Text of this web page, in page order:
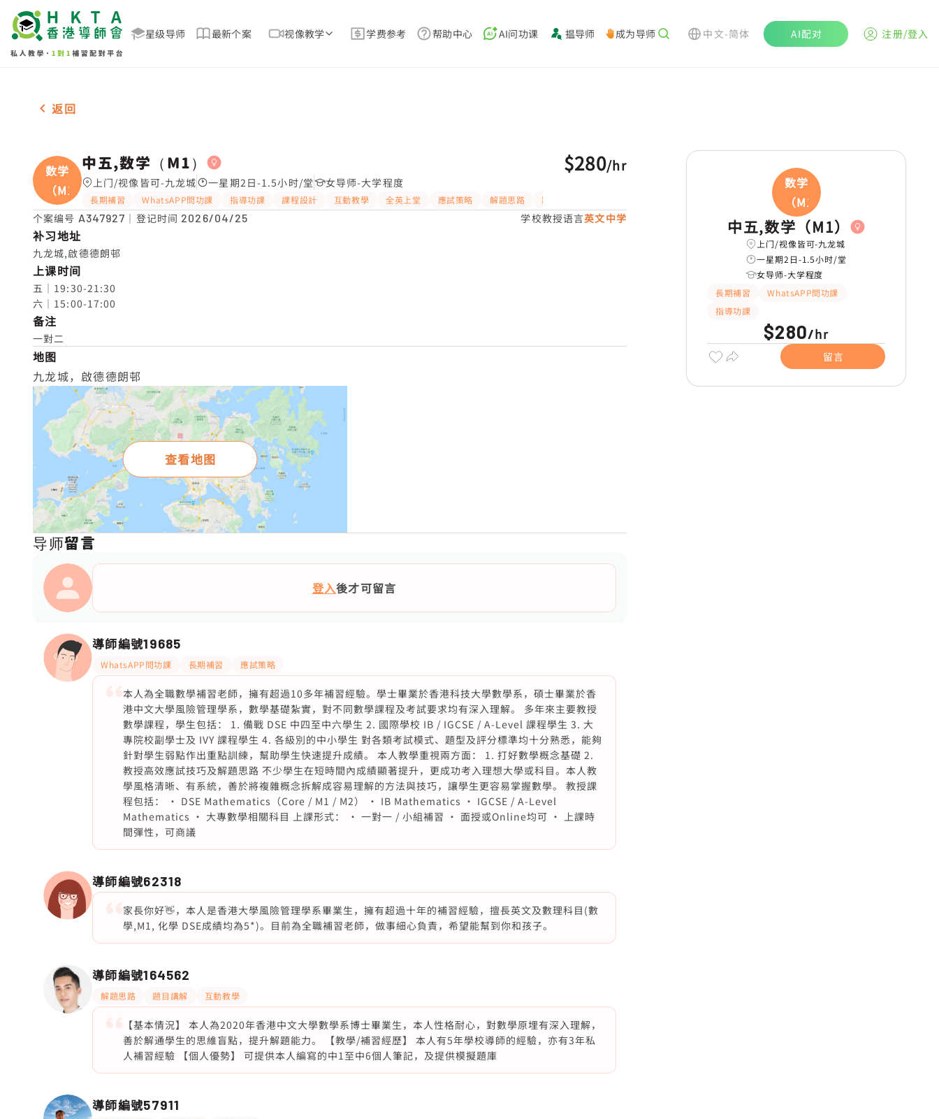
星级导师 最新个案 视像教学 学费参考 帮助中心 AI问功课 揾导师 成为导师 中文-简体 AI配对 注册/登入
女-1名 中五,数学（M1），九龙城 补习推介
返回
数学
（M1
中五,数学（M1）
上门/视像皆可-九龙城 一星期2日-1.5小时/堂 女导师-大学程度
長期補習 WhatsAPP問功課 指導功課 課程設計 互動教學 全英上堂 應試策略 解題思路 題目講解 有愛心 細心
$280/hr
个案编号 A347927 ｜登记时间 2026/04/25 学校教授语言英文中学
补习地址
九龙城,啟德德朗邨
上课时间
五｜19:30-21:30
六｜15:00-17:00
备注
一對二
地图
九龙城，啟德德朗邨
查看地图
导师留言
登入後才可留言
導師編號19685
WhatsAPP問功課 長期補習 應試策略
本人為全職數學補習老師，擁有超過10多年補習經驗。學士畢業於香港科技大學數學系，碩士畢業於香
港中文大學風險管理學系，數學基礎紮實，對不同數學課程及考試要求均有深入理解。 多年來主要教授
數學課程，學生包括： 1. 備戰 DSE 中四至中六學生 2. 國際學校 IB / IGCSE / A-Level 課程學生 3. 大
專院校副學士及 IVY 課程學生 4. 各級別的中小學生 對各類考試模式、題型及評分標準均十分熟悉，能夠
針對學生弱點作出重點訓練，幫助學生快速提升成績。 本人教學重視兩方面： 1. 打好數學概念基礎 2.
教授高效應試技巧及解題思路 不少學生在短時間內成績顯著提升，更成功考入理想大學或科目。本人教
學風格清晰、有系統，善於將複雜概念拆解成容易理解的方法與技巧，讓學生更容易掌握數學。 教授課
程包括： • DSE Mathematics（Core / M1 / M2） • IB Mathematics • IGCSE / A-Level
Mathematics • 大專數學相關科目 上課形式： • 一對一 / 小組補習 • 面授或Online均可 • 上課時
間彈性，可商議
導師編號62318
家長你好👋，本人是香港大學風險管理學系畢業生，擁有超過十年的補習經驗，擅長英文及數理科目(數
學,M1, 化學 DSE成績均為5*)。目前為全職補習老師，做事細心負責，希望能幫到你和孩子。
導師編號164562
解題思路 題目講解 互動教學
【基本情況】 本人為2020年香港中文大學數學系博士畢業生，本人性格耐心，對數學原埋有深入理解，
善於解通學生的思維盲點，提升解題能力。 【教學/補習經歷】 本人有5年學校導師的經驗，亦有3年私
人補習經驗 【個人優勢】 可提供本人編寫的中1至中6個人筆記，及提供模擬題庫
導師編號57911
数学
（M1
中五,数学（M1）
上门/视像皆可-九龙城
一星期2日-1.5小时/堂
女导师-大学程度
長期補習
WhatsAPP問功課
指導功課
$280/hr
留言